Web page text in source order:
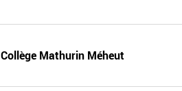
Collège Mathurin Méheut